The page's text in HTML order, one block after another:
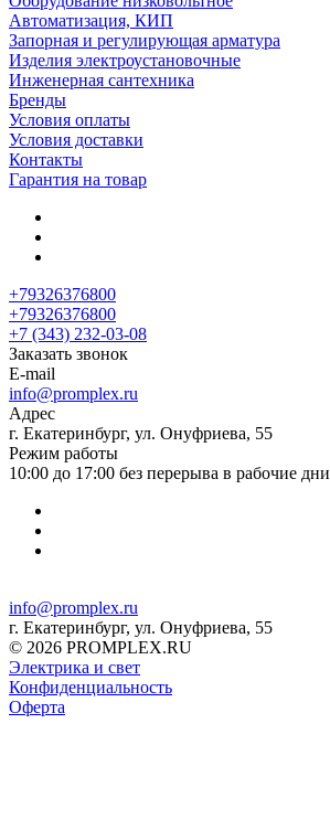
Автоматизация, КИП
Запорная и регулирующая арматура
Изделия электроустановочные
Инженерная сантехника
Бренды
Условия оплаты
Условия доставки
Контакты
Гарантия на товар
+79326376800
+79326376800
+7 (343) 232-03-08
Заказать звонок
E-mail
info@promplex.ru
Адрес
г. Екатеринбург, ул. Онуфриева, 55
Режим работы
10:00 до 17:00 без перерыва в рабочие дни
info@promplex.ru
г. Екатеринбург, ул. Онуфриева, 55
© 2026 PROMPLEX.RU
Электрика и свет
Конфиденциальность
Оферта